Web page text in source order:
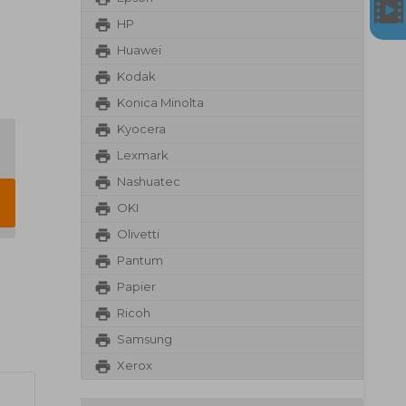
HP
Huawei
Kodak
Konica Minolta
Kyocera
Lexmark
Nashuatec
OKI
Olivetti
Pantum
Papier
Ricoh
Samsung
Xerox